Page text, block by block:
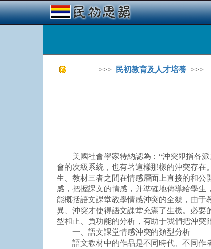
>>> 民初教育及人才培養 >>>
美國社會學家特納認為：“沖突即指各派
會的次級系統，也有著這樣那樣的沖突存在
生、教材三者之間在情感層面上直接的和公
感，把握課文的情感，并準確地傳導給學
能概括語文課堂教學情感沖突的全貌，由于
異、沖突才使得語文課堂充滿了生機。必要
型和正、負功能的分析，有助于我們把沖突
一、語文課堂情感沖突的類型分析
語文教材中的作品是不同時代、不同作者